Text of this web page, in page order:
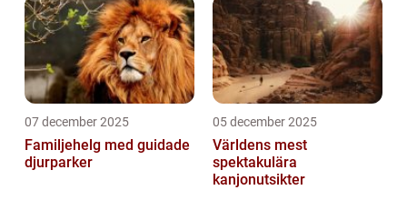
07 december 2025
Familjehelg med guidade
djurparker
05 december 2025
Världens mest
spektakulära
kanjonutsikter